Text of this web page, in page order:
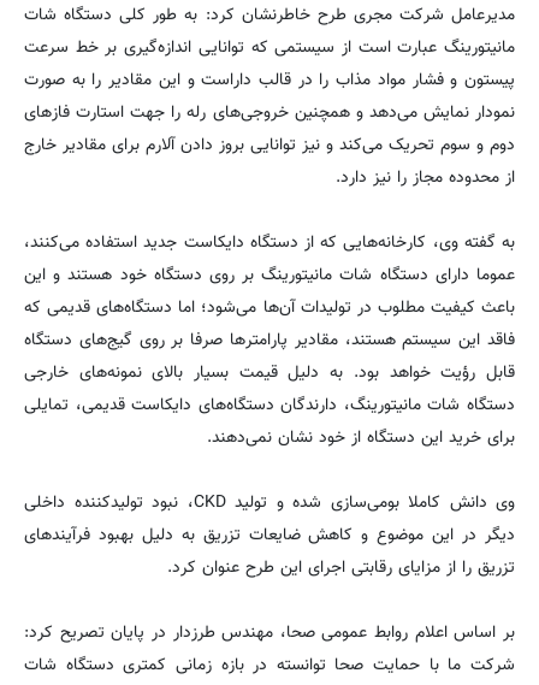
مدیرعامل شرکت مجری طرح خاطرنشان کرد: به طور کلی دستگاه شات
مانیتورینگ عبارت است از سیستمی که توانایی اندازه‌گیری بر خط سرعت
پیستون و فشار مواد مذاب را در قالب داراست و این مقادیر را به صورت
نمودار نمایش می‌دهد و همچنین خروجی‌های رله را جهت استارت فازهای
دوم و سوم تحریک می‌کند و نیز توانایی بروز دادن آلارم برای مقادیر خارج
از محدوده مجاز را نیز دارد.
به گفته وی، کارخانه‌هایی که از دستگاه دایکاست جدید استفاده می‌کنند،
عموما دارای دستگاه شات مانیتورینگ بر روی دستگاه خود هستند و این
باعث کیفیت مطلوب در تولیدات آن‌ها می‌شود؛ اما دستگاه‌های قدیمی که
فاقد این سیستم هستند، مقادیر پارامترها صرفا بر روی گیج‌های دستگاه
قابل رؤیت خواهد بود. به دلیل قیمت بسیار بالای نمونه‌های خارجی
دستگاه شات مانیتورینگ، دارندگان دستگاه‌های دایکاست قدیمی، تمایلی
برای خرید این دستگاه از خود نشان نمی‌دهند.
وی دانش کاملا بومی‌سازی شده و تولید CKD، نبود تولیدکننده داخلی
دیگر در این موضوع و کاهش ضایعات تزریق به دلیل بهبود فرآیندهای
تزریق را از مزایای رقابتی اجرای این طرح عنوان کرد.
بر اساس اعلام روابط عمومی صحا، مهندس طرزدار در پایان تصریح کرد:
شرکت ما با حمایت صحا توانسته در بازه زمانی کمتری دستگاه شات